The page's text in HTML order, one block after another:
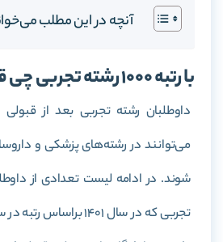
آنچه در این مطلب
با رتبه 1000 رشته تجربی چی قبول میشم؟
داوطلبان رشته تجربی بعد از
می‌توانند در رشته‌های پزشکی و
تجربی که در سال 1401